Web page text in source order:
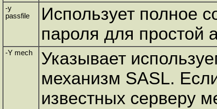
-y
passfile
Использует полное
пароля для простой
-Y mech
Указывает
механизм SASL.
известных серверу